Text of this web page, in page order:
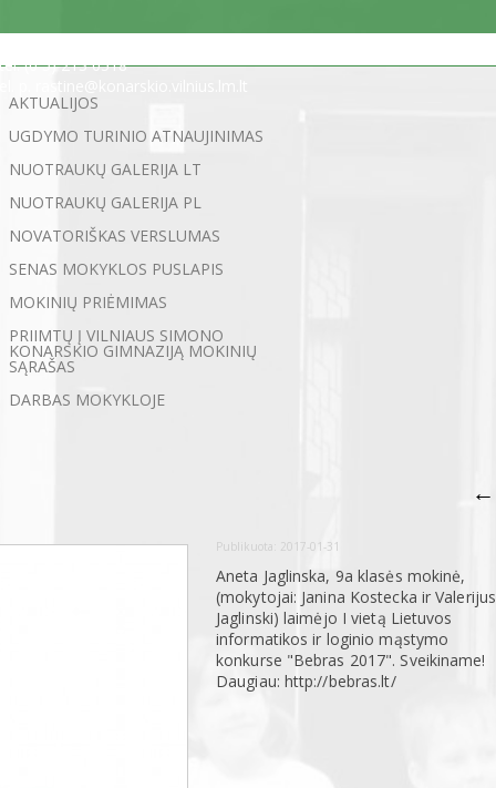
tel. (0 5) 213 0518
AKTUALIJOS
UGDYMO TURINIO ATNAUJINIMAS
NUOTRAUKŲ GALERIJA LT
NUOTRAUKŲ GALERIJA PL
NOVATORIŠKAS VERSLUMAS
SENAS MOKYKLOS PUSLAPIS
MOKINIŲ PRIĖMIMAS
PRIIMTŲ Į VILNIAUS SIMONO
KONARSKIO GIMNAZIJĄ MOKINIŲ
SĄRAŠAS
DARBAS MOKYKLOJE
←
Publikuota: 2017-01-31
Aneta Jaglinska, 9a klasės mokinė,
(mokytojai: Janina Kostecka ir Valerijus
Jaglinski) laimėjo I vietą Lietuvos
informatikos ir loginio mąstymo
konkurse "Bebras 2017". Sveikiname!
Daugiau: http://bebras.lt/